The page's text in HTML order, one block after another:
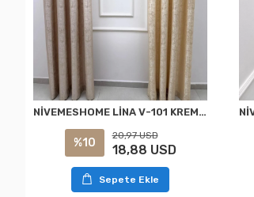
NİVEMESHOME LİNA V-101 KREM 1/3 PİLELİ FON PERDE
%10
20,97 USD
18,88 USD
Sepete Ekle